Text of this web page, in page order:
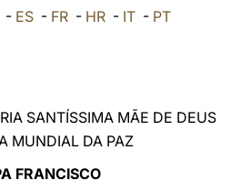
العربيّة
中文
- ES- FR- HR- IT- PT
SANTÍSSIMA MÃE DE DEUS
MUNDIAL DA PAZ
FRANCISCO